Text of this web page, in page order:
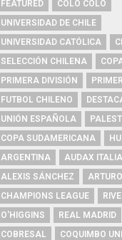
FEATURED
COLO COLO
UNIVERSIDAD DE CHILE
UNIVERSIDAD CATÓLICA
SELECCIÓN CHILENA
PRIMERA DIVISIÓN
FUTBOL CHILENO
UNIÓN ESPAÑOLA
COPA SUDAMERICANA
ARGENTINA
AUDAX
ALEXIS SÁNCHEZ
CHAMPIONS LEAGUE
O'HIGGINS
REAL MADRID
COBRESAL
COQUIMBO